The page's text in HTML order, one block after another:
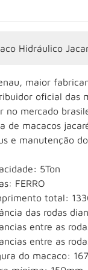
Hidráulico
maior
oficial das
no mercado
de macacos
e manutenção
5Ton
FERRO
total:
das rodas
entre as
entre as
do macaco: